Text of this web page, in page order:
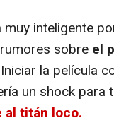
inteligente
sobre el
la película
un shock
al titán loco.